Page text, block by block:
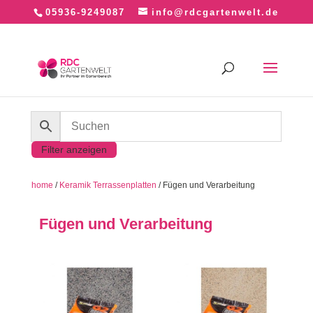
05936-9249087 info@rdcgartenwelt.de
Filter anzeigen
home / Keramik Terrassenplatten / Fügen und Verarbeitung
Fügen und Verarbeitung